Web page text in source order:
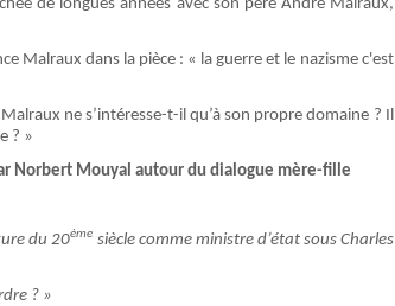
de longues années avec son père André Malraux,
Malraux dans la pièce : « la guerre et le nazisme c'est
ne s’intéresse-t-il qu’à son propre domaine ? Il
? »
Norbert Mouyal autour du dialogue mère-fille
du 20ème siècle comme ministre d’état sous Charles
? »